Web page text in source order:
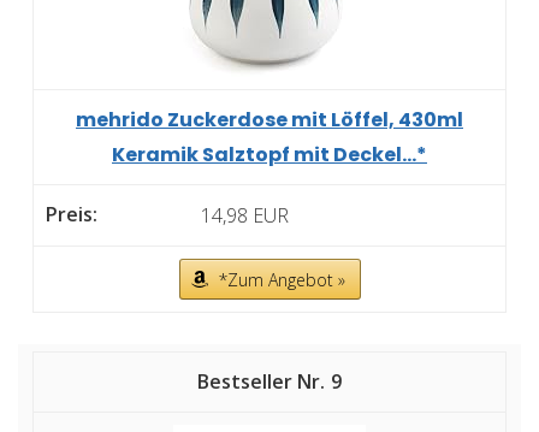
mehrido Zuckerdose mit Löffel, 430ml
Keramik Salztopf mit Deckel...*
14,98 EUR
*Zum Angebot »
9